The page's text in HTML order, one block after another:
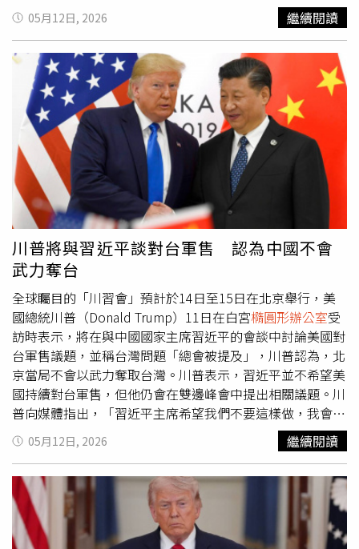
國日益激烈的技術競爭中，鞏固美國的領導地位。
於將暫停多久？川普則回應：「直到合適為止。」對此，密
蘇里州（Missouri）共和黨參議員霍利（Josh Hawley）表
示，他將於11日提出立法，暫停汽油稅與每加侖24.4美分的
柴油稅90天。自2月28日美以聯軍在談判期間偷襲伊朗以
來，德黑蘭持續封鎖承載全球20%能源的關鍵運輸要道「荷
姆茲海峽」（Strait of Hormuz），導致汽油價格不斷上
漲。根據「美國汽車協會」（AAA）資料，截至11日，美國
汽油平均價格達到每加侖4.52美元，創下自2022年以來最
高水準；2022年的高峰則為每加侖5.01美元。然而，共和
黨籍的美國參議院多數黨領袖圖恩（John Thune）11日並
未就凍結汽油稅做出明確表態。他主張，讓油價下降的最佳
方法是重新開放荷姆茲海峽，並指出相關稅收也用於道路修
繕，「我們會看看黨內成員的立場。」今年3月，部分民主
黨（Democratic Party）人士，包括亞利桑那州（Arizona）
參議員凱利（Mark Kelly），率先提議暫停這項每月可帶來
約25億美元道路維護資金的稅收，直到10月為止。自2008
年以來，已有超過2750億美元被從一般基金轉移用於道路
修繕，其中包括2021年基礎建設法案中的1180億美元。燃
油成本上升也可能推高食品雜貨與其他商品價格，這對試圖
在11月期中選舉（midterm elections）中維持國會控制權
的川普與共和黨而言，是1項政治弱點。對此川普表示，他
知道這項稅收僅占消費者整體汽油成本中的一小部分，「但
那仍然是錢。」與此同時，川普也已採取其他多項平抑能源
價格的措施，例如從戰略石油儲備（Strategic Petroleum
Reserve）借出原油，以及暫時豁免被稱為「瓊斯法令」
（Jones Act）的「1920年商船法令」，以便更容易在美國
境內運輸石油、燃料與肥料。曾擔任前總統小布希
（George W. Bush）白宮能源顧問、現任拉皮丹能源集團
05月12日, 2026 繼續閱讀
川普將與習近平談對台軍售 認為中國不會
武力奪台
全球矚目的「川習會」預計於14日至15日在北京舉行，美
國總統川普（Donald Trump）11日在白宮橢圓形辦公室受
訪時表示，將在與中國國家主席習近平的會談中討論美國對
台軍售議題，並稱台灣問題「總會被提及」，川普認為，北
京當局不會以武力奪取台灣。川普表示，習近平並不希望美
國持續對台軍售，但他仍會在雙邊峰會中提出相關議題。川
普向媒體指出，「習近平主席希望我們不要這樣做，我會談
論這項議題，這是我要討論的眾多議題之一。」針對外界關
注的台海情勢，川普則淡化中國可能對台動武的風險。他表
示，「我不認為會發生這種事，我想我們會沒事的。」川普
進一步指出，自己與習近平維持良好關係，並認為習近平知
道他不希望看到台海發生衝突。川普也提到，美國距離台灣
相當遙遠，但中國與台灣地理位置接近。他表示，「他離台
05月12日, 2026 繼續閱讀